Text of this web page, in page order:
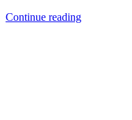
Continue reading